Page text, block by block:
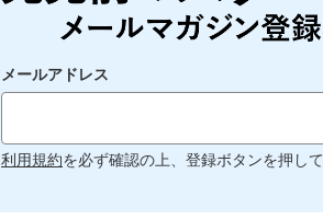
メールアドレス
利用規約を必ず確認の上、登録ボタンを押して